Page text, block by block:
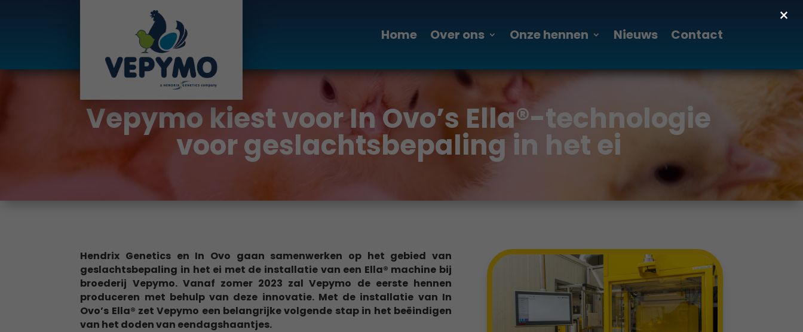
Home Over ons Onze hennen Nieuws Contact
Vepymo kiest voor In Ovo’s Ella®-technologie
voor geslachtsbepaling in het ei
Hendrix Genetics en In Ovo gaan samenwerken op het gebied van
geslachtsbepaling in het ei met de installatie van een Ella® machine bij
broederij Vepymo. Vanaf zomer 2023 zal Vepymo de eerste hennen
produceren met behulp van deze innovatie. Met de installatie van In
Ovo’s Ella® zet Vepymo een belangrijke volgende stap in het beëindigen
van het doden van eendagshaantjes.
×